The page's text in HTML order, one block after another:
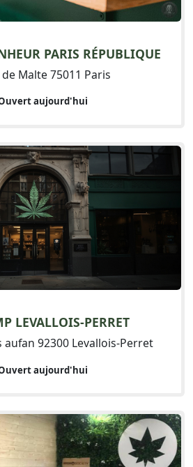
PARIS RÉPUBLIQUE
Malte 75011 Paris
aujourd'hui
LEVALLOIS-PERRET
aufan 92300 Levallois-Perret
aujourd'hui